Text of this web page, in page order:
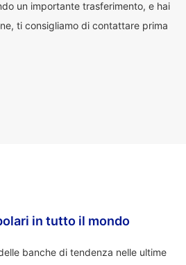
un importante trasferimento, e hai
ti consigliamo di contattare prima
in tutto il mondo
banche di tendenza nelle ultime